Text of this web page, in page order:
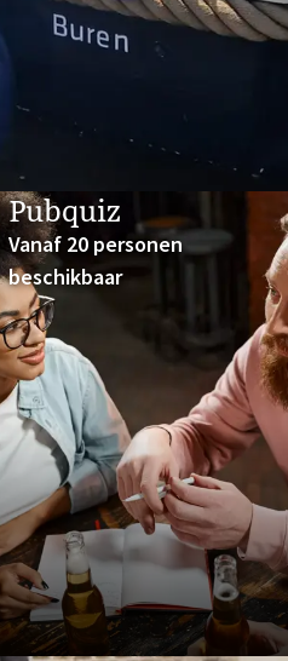
Pubquiz
Vanaf 20 personen
beschikbaar